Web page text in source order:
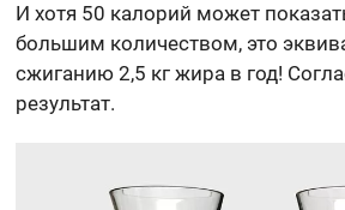
И хотя 50 калорий может
большим количеством, это
сжиганию 2,5 кг жира в год!
результат.